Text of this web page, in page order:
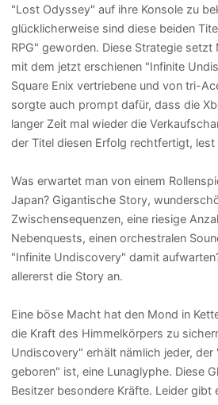
"Lost Odyssey" auf ihre Konsole zu
glücklicherweise sind diese beiden
RPG" geworden. Diese Strategie
mit dem jetzt erschienen "Infinite
Square Enix vertriebene und von tri-
sorgte auch prompt dafür, dass die
langer Zeit mal wieder die
der Titel diesen Erfolg rechtfertigt, lest
Was erwartet man von einem
Japan? Gigantische Story,
Zwischensequenzen, eine riesige
Nebenquests, einen orchestralen
"Infinite Undiscovery" damit
allererst die Story an.
Eine böse Macht hat den Mond in
die Kraft des Himmelkörpers zu
Undiscovery" erhält nämlich jeder, der
geboren" ist, eine Lunaglyphe. Diese
Besitzer besondere Kräfte. Leider gibt